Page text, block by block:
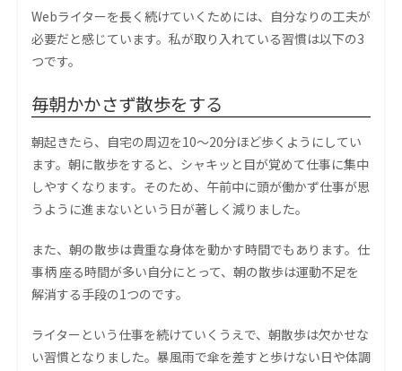
Webライターを長く続けていくためには、自分なりの工夫が
必要だと感じています。私が取り入れている習慣は以下の3
つです。
毎朝かかさず散歩をする
朝起きたら、自宅の周辺を10〜20分ほど歩くようにしてい
ます。朝に散歩をすると、シャキッと目が覚めて仕事に集中
しやすくなります。そのため、午前中に頭が働かず仕事が思
うように進まないという日が著しく減りました。
また、朝の散歩は貴重な身体を動かす時間でもあります。仕
事柄 座る時間が多い自分にとって、朝の散歩は運動不足を
解消する手段の1つのです。
ライターという仕事を続けていくうえで、朝散歩は欠かせな
い習慣となりました。暴風雨で傘を差すと歩けない日や体調